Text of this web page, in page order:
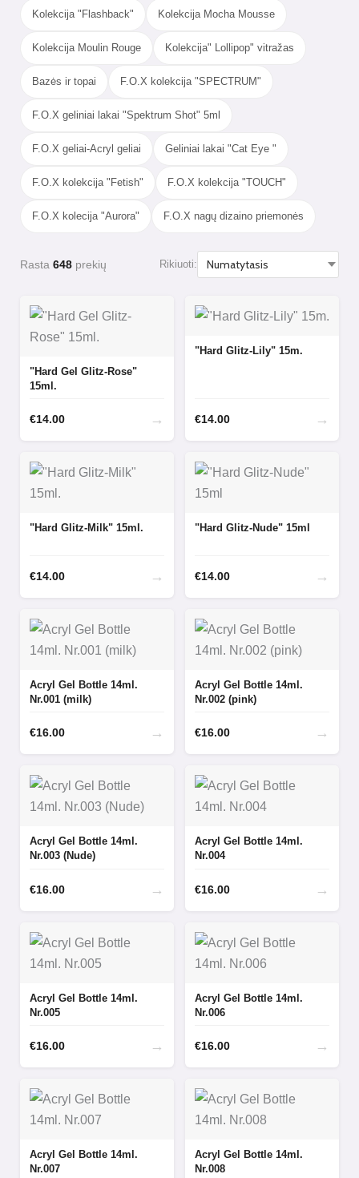
Kolekcija "Flashback" Kolekcija Mocha Mousse
Kolekcija Moulin Rouge Kolekcija" Lollipop" vitražas
Bazės ir topai F.O.X kolekcija "SPECTRUM"
F.O.X geliniai lakai "Spektrum Shot" 5ml
F.O.X geliai-Acryl geliai Geliniai lakai "Cat Eye "
F.O.X kolekcija "Fetish" F.O.X kolekcija "TOUCH"
F.O.X kolecija "Aurora" F.O.X nagų dizaino priemonės
Rasta 648prekių Rikiuoti:
"Hard Gel Glitz-Rose"
15ml.
€14.00 →
"Hard Glitz-Lily" 15m.
€14.00 →
"Hard Glitz-Milk" 15ml.
€14.00 →
"Hard Glitz-Nude" 15ml
€14.00 →
Acryl Gel Bottle 14ml.
Nr.001 (milk)
€16.00 →
Acryl Gel Bottle 14ml.
Nr.002 (pink)
€16.00 →
Acryl Gel Bottle 14ml.
Nr.003 (Nude)
€16.00 →
Acryl Gel Bottle 14ml.
Nr.004
€16.00 →
Acryl Gel Bottle 14ml.
Nr.005
€16.00 →
Acryl Gel Bottle 14ml.
Nr.006
€16.00 →
Acryl Gel Bottle 14ml.
Nr.007
Acryl Gel Bottle 14ml.
Nr.008